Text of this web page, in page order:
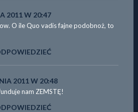
2011 W 20:47
O ile Quo vadis fajne podobnoż, to
2011 W 20:48
nam ZEMSTĘ!